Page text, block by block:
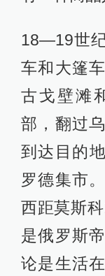
18—19世
车和大篷
古戈壁滩
部，翻过
到达目的
罗德集市
西距莫斯
是俄罗斯
论是生活